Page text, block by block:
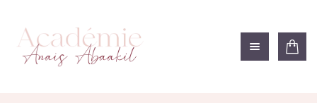
ACADÉMIE ANAÏS ABAAKIL
Formation et shop Indigo